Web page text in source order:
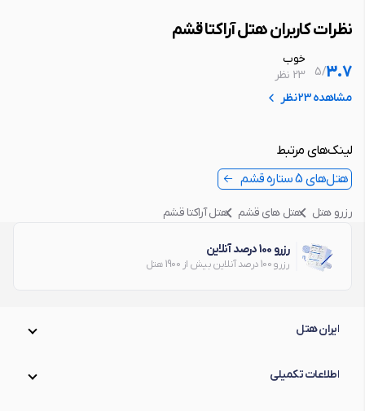
نظرات کاربران هتل آراکتا قشم
3.7
/
5
خوب
23 نظر
مشاهده 23 نظر
لینک‌های مرتبط
هتل‌های 5 ستاره قشم
رزرو هتل هتل های قشم هتل آراکتا قشم
رزرو 100 درصد آنلاین
رزرو 100 درصد آنلاین بیش از 1900 هتل
ایران هتل
اطلاعات تکمیلی